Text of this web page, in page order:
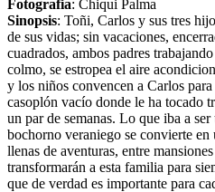
Fotografia: Chiqui Palma
Sinopsis: Toñi, Carlos y sus tres
de sus vidas; sin vacaciones,
cuadrados, ambos padres
colmo, se estropea el aire
y los niños convencen a Carlos
casoplón vacío donde le ha tocado
un par de semanas. Lo que iba a
bochorno veraniego se convierte
llenas de aventuras, entre
transformarán a esta familia para
que de verdad es importante para